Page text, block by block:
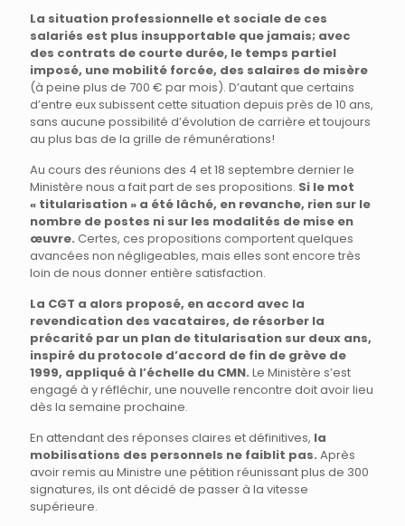
La situation professionnelle et sociale de ces
salariés est plus insupportable que jamais; avec
des contrats de courte durée, le temps partiel
imposé, une mobilité forcée, des salaires de misère
(à peine plus de 700 € par mois). D’autant que certains
d’entre eux subissent cette situation depuis près de 10 ans,
sans aucune possibilité d’évolution de carrière et toujours
au plus bas de la grille de rémunérations!
Au cours des réunions des 4 et 18 septembre dernier le
Ministère nous a fait part de ses propositions. Si le mot
« titularisation » a été lâché, en revanche, rien sur le
nombre de postes ni sur les modalités de mise en
œuvre. Certes, ces propositions comportent quelques
avancées non négligeables, mais elles sont encore très
loin de nous donner entière satisfaction.
La CGT a alors proposé, en accord avec la
revendication des vacataires, de résorber la
précarité par un plan de titularisation sur deux ans,
inspiré du protocole d’accord de fin de grève de
1999, appliqué à l’échelle du CMN. Le Ministère s’est
engagé à y réfléchir, une nouvelle rencontre doit avoir lieu
dès la semaine prochaine.
En attendant des réponses claires et définitives, la
mobilisations des personnels ne faiblit pas. Après
avoir remis au Ministre une pétition réunissant plus de 300
signatures, ils ont décidé de passer à la vitesse
supérieure.